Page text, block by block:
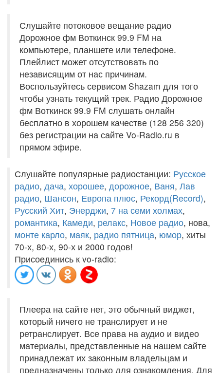
Слушайте потоковое вещание радио
Дорожное фм Воткинск 99.9 FM на
компьютере, планшете или телефоне.
Плейлист может отсутствовать по
независящим от нас причинам.
Воспользуйтесь сервисом Shazam для того
чтобы узнать текущий трек. Радио Дорожное
фм Воткинск 99.9 FM слушать онлайн
бесплатно в хорошем качестве (128 256 320)
без регистрации на сайте Vo-Radio.ru в
прямом эфире.
Слушайте популярные радиостанции: Русское
радио, дача, хорошее, дорожное, Ваня, Лав
радио, Шансон, Европа плюс, Рекорд(Record),
Русский Хит, Энерджи, 7 на семи холмах,
романтика, Камеди, релакс, Новое радио, нова,
монте карло, маяк, радио пятница, юмор, хиты
70-х, 80-х, 90-х и 2000 годов!
Присоединись к vo-radio:
Плеера на сайте нет, это обычный виджет,
который ничего не транслирует и не
ретранслирует. Все права на аудио и видео
материалы, представленные на нашем сайте
принадлежат их законным владельцам и
предназначены только для ознакомления. Для